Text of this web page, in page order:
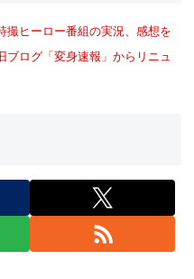
撮ヒーロー番組の実況、感想を
ブログ「変身速報」からリニュ